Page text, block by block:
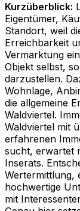
Kurzüberblick:
Eigentümer,
Standort, weil
Erreichbarkeit
Vermarktung
Objekt selbst,
darzustellen.
Wohnlage,
die allgemeine
Waldviertel.
Waldviertel mit
erfahrenen
sucht, erwartet
Inserats.
Wertermittlung,
hochwertige
mit